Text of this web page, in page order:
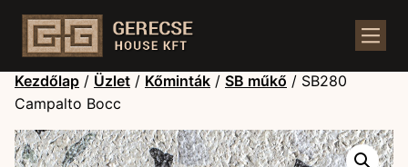
Kezdőlap / Üzlet / Kőminták / SB műkő / SB280
Campalto Bocc